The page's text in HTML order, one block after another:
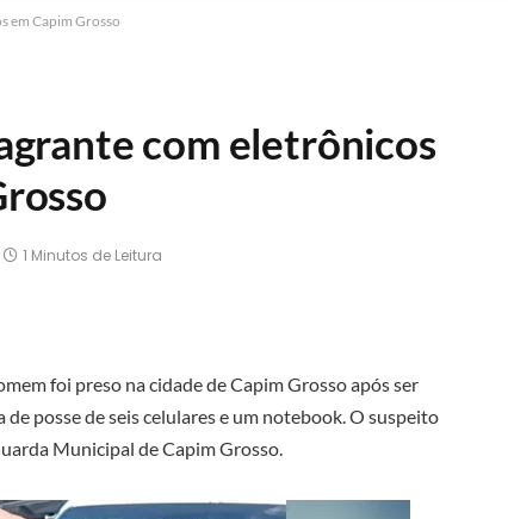
em Capim Grosso
com eletrônicos
1 Minutos de Leitura
foi preso na cidade de Capim Grosso após ser
posse de seis celulares e um notebook. O suspeito
Municipal de Capim Grosso.